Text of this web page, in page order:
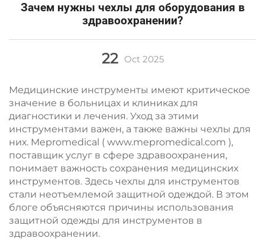
Зачем нужны чехлы для оборудования в
здравоохранении?
22 Oct 2025
Медицинские инструменты имеют критическое
значение в больницах и клиниках для
диагностики и лечения. Уход за этими
инструментами важен, а также важны чехлы для
них. Mepromedical ( www.mepromedical.com ),
поставщик услуг в сфере здравоохранения,
понимает важность сохранения медицинских
инструментов. Здесь чехлы для инструментов
стали неотъемлемой защитной одеждой. В этом
блоге объясняются причины использования
защитной одежды для инструментов в
здравоохранении.